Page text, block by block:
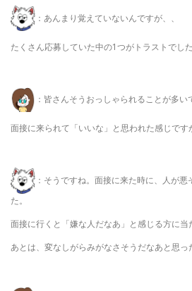
：あんまり覚えていないんですが、、
たくさん応募していた中の1つがトラストでした
：皆さんそうおっしゃられることが多い
面接に来られて「いいな」と思われた感じです
：そうですね。面接に来た時に、人が
た。
面接に行くと「嫌な人だなあ」と感じる方に当
あとは、変なしがらみがなさそうだなあと思っ